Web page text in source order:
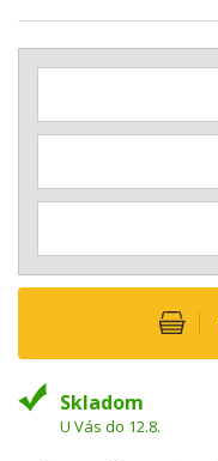
Skladom
U Vás do 12.8.